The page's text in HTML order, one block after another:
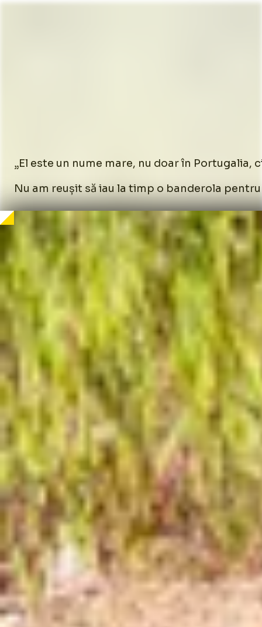
„El este un nume mare, nu doar în
Nu am reușit să iau la timp o banderola